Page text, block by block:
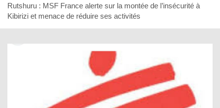
Rutshuru : MSF France alerte sur la montée de l’insécurité à
Kibirizi et menace de réduire ses activités